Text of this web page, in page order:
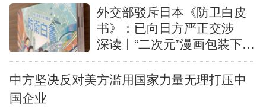
时尚 悦读 公益 一带一路
亚太网 上市公司 文化产业
地方频道
外交部驳斥日本《防卫白皮
书》：已向日方严正交涉
深读丨“二次元”漫画包装下，
白皮书暗藏祸心
中方坚决反对美方滥用国家力量无理打压中
国企业